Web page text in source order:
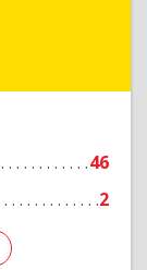
46
2
Подробнее